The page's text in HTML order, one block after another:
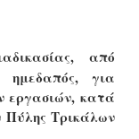
από
ημεδαπός, για
εργασιών, κατά
Πύλης Τρικάλων